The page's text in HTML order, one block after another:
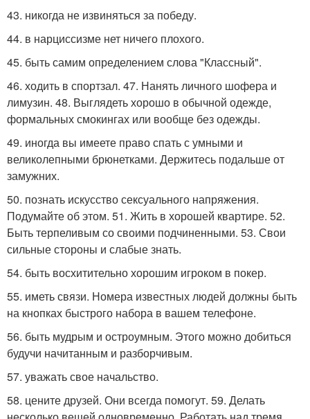
43. никогда не извиняться за победу.
44. в нарциссизме нет ничего плохого.
45. быть самим определением слова "Классный".
46. ходить в спортзал. 47. Нанять личного шофера и
лимузин. 48. Выглядеть хорошо в обычной одежде,
формальных смокингах или вообще без одежды.
49. иногда вы имеете право спать с умными и
великолепными брюнетками. Держитесь подальше от
замужних.
50. познать искусство сексуального напряжения.
Подумайте об этом. 51. Жить в хорошей квартире. 52.
Быть терпеливым со своими подчиненными. 53. Свои
сильные стороны и слабые знать.
54. быть восхитительно хорошим игроком в покер.
55. иметь связи. Номера известных людей должны быть
на кнопках быстрого набора в вашем телефоне.
56. быть мудрым и остроумным. Этого можно добиться
будучи начитанным и разборчивым.
57. уважать свое начальство.
58. цените друзей. Они всегда помогут. 59. Делать